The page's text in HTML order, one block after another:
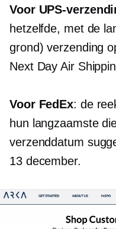
Voor UPS-
hetzelfde, met de
grond) verzending
Next Day Air
Voor FedEx: de
hun langzaamste
verzenddatum
13 december.